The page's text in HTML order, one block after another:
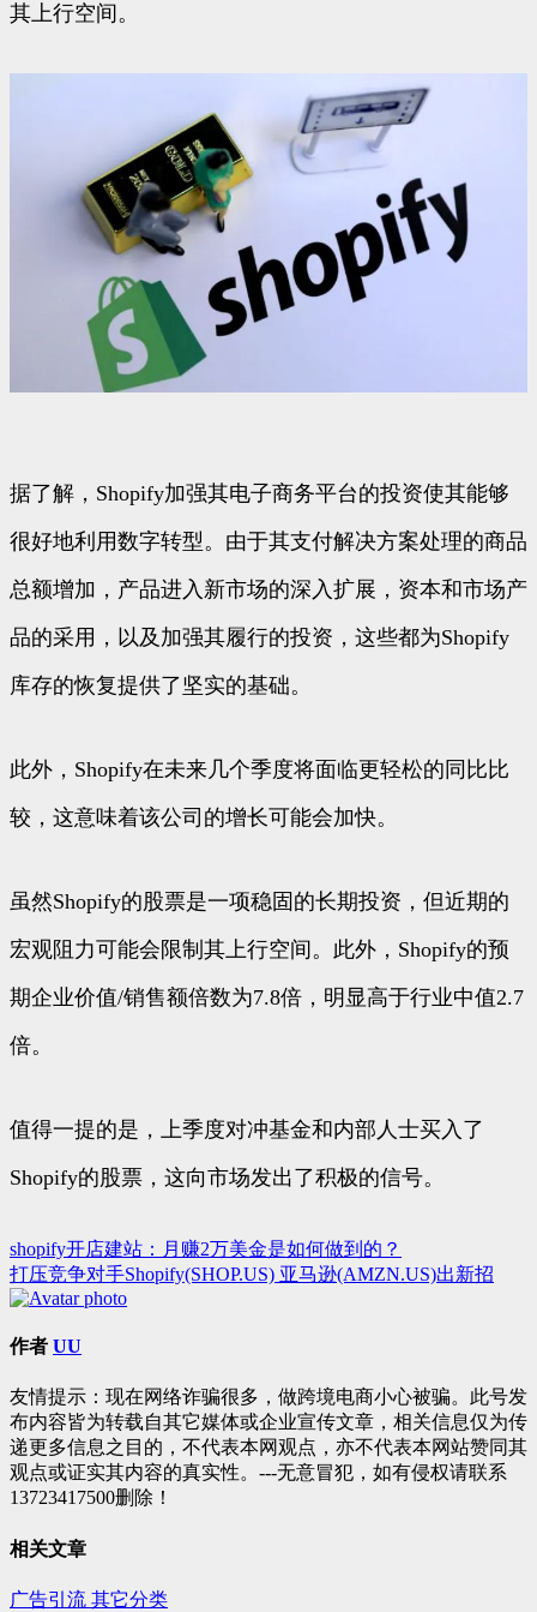
其上行空间。
据了解，Shopify加强其电子商务平台的投资使其能够
很好地利用数字转型。由于其支付解决方案处理的商品
总额增加，产品进入新市场的深入扩展，资本和市场产
品的采用，以及加强其履行的投资，这些都为Shopify
库存的恢复提供了坚实的基础。
此外，Shopify在未来几个季度将面临更轻松的同比比
较，这意味着该公司的增长可能会加快。
虽然Shopify的股票是一项稳固的长期投资，但近期的
宏观阻力可能会限制其上行空间。此外，Shopify的预
期企业价值/销售额倍数为7.8倍，明显高于行业中值2.7
倍。
值得一提的是，上季度对冲基金和内部人士买入了
Shopify的股票，这向市场发出了积极的信号。
文
章
导
shopify开店建站：月赚2万美金是如何做到的？
打压竞争对手Shopify(SHOP.US) 亚马逊(AMZN.US)出新招
作者 UU
友情提示：现在网络诈骗很多，做跨境电商小心被骗。此号发
布内容皆为转载自其它媒体或企业宣传文章，相关信息仅为传
递更多信息之目的，不代表本网观点，亦不代表本网站赞同其
观点或证实其内容的真实性。---无意冒犯，如有侵权请联系
13723417500删除！
相关文章
广告引流 其它分类